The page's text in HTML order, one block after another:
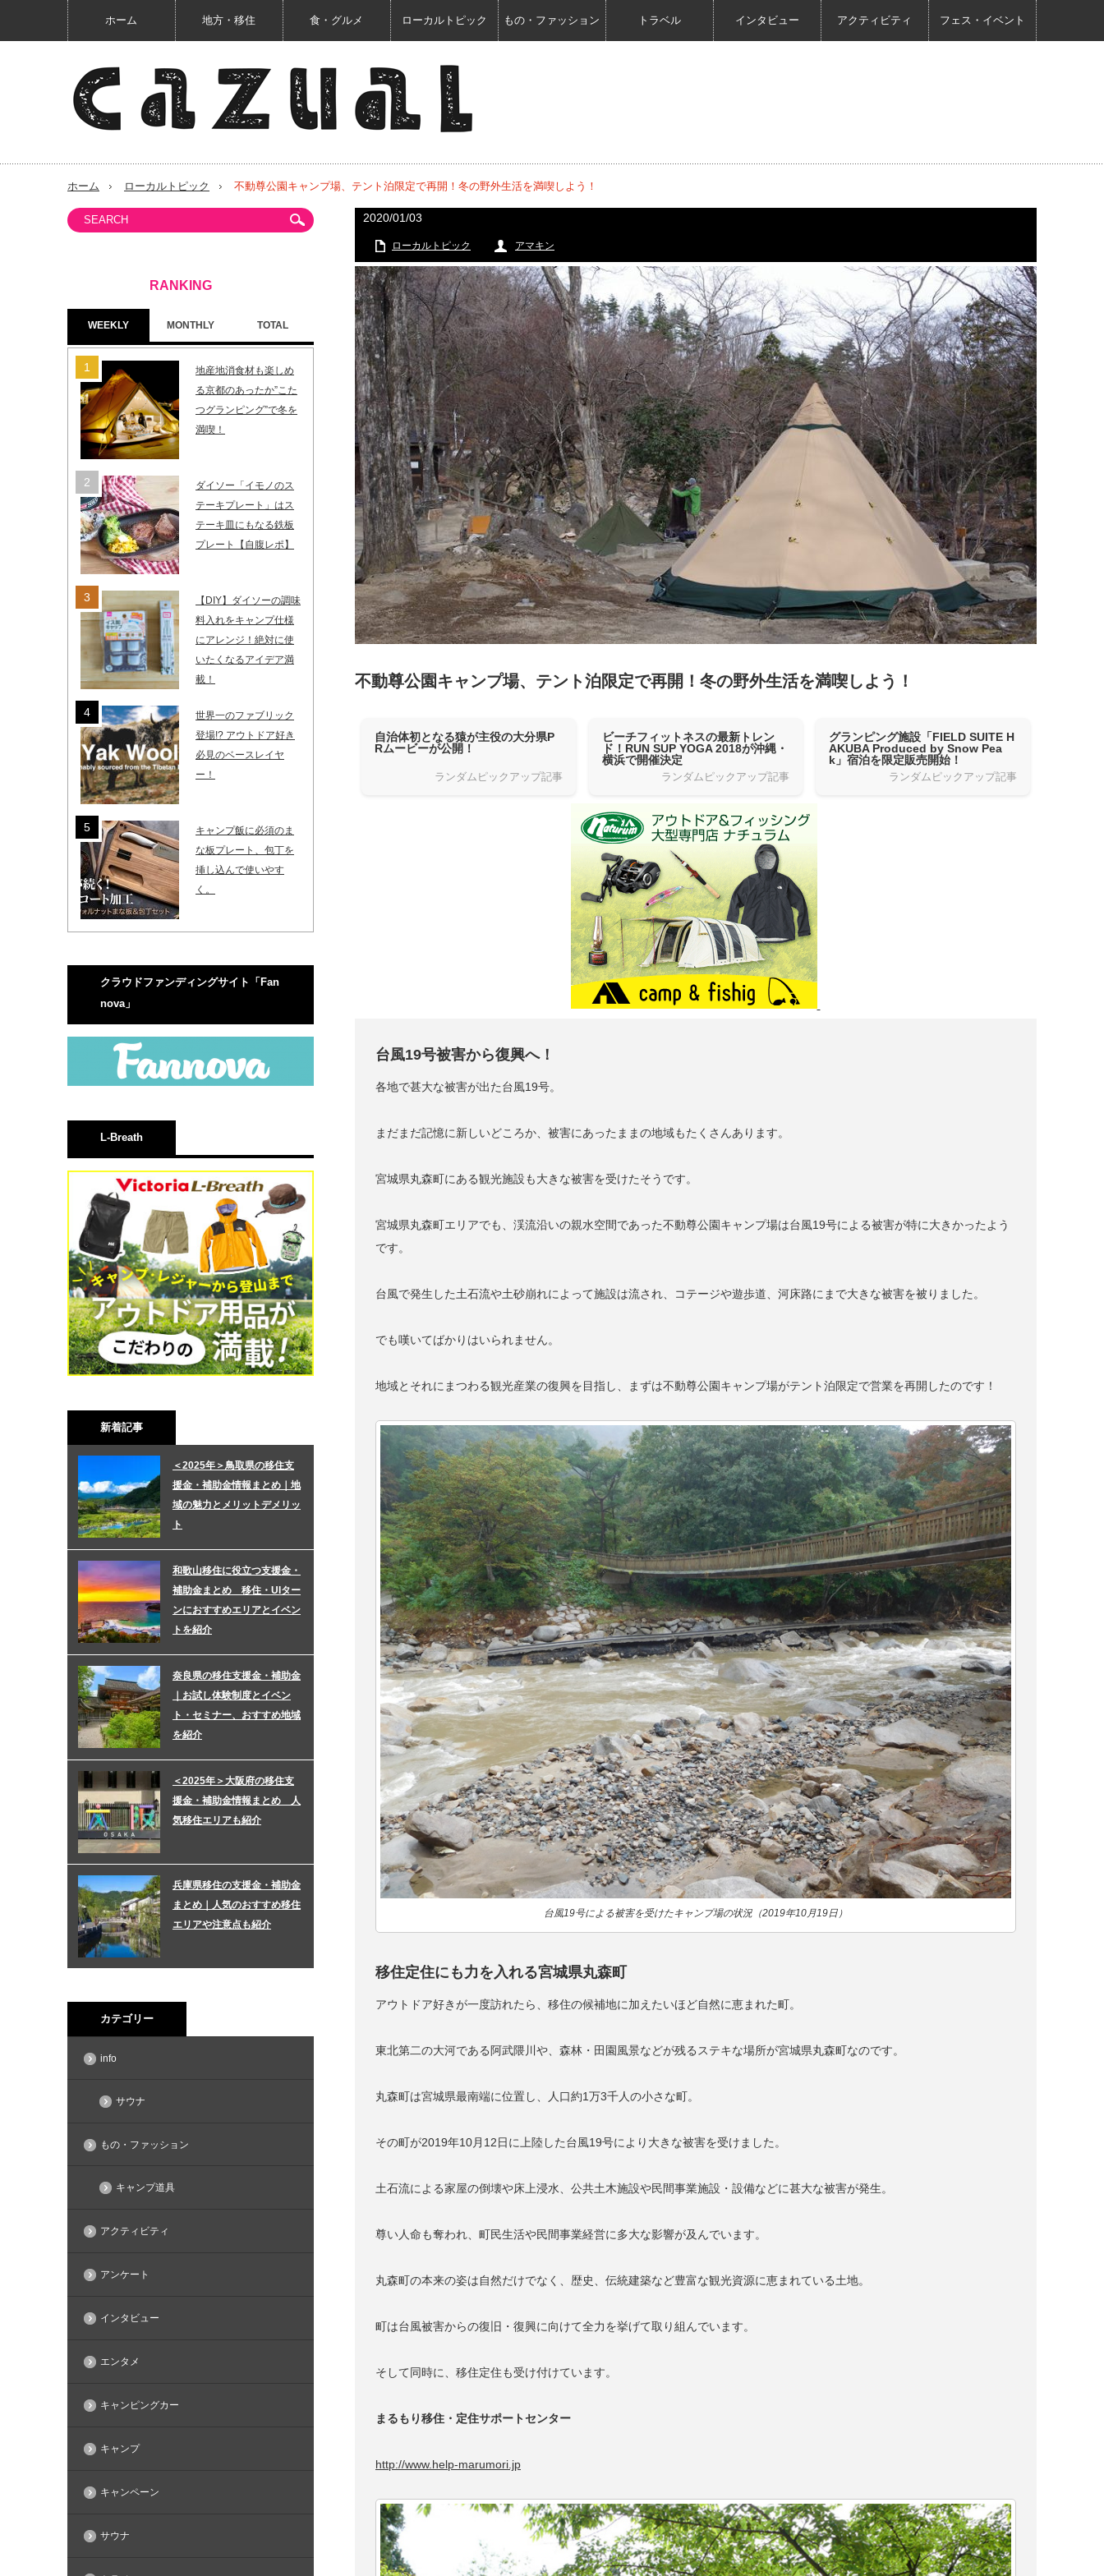
ホーム 地方・移住 食・グルメ ローカルトピック もの・ファッション トラベル インタビュー アクティビティ フェス・イベント
ホーム ローカルトピック 不動尊公園キャンプ場、テント泊限定で再開！冬の野外生活を満喫しよう！
2020/01/03
ローカルトピック アマキン
不動尊公園キャンプ場、テント泊限定で再開！冬の野外生活を満喫しよう！
自治体初となる猿が主役の大分県P
Rムービーが公開！
ランダムピックアップ記事
ビーチフィットネスの最新トレン
ド！RUN SUP YOGA 2018が沖縄・
横浜で開催決定
ランダムピックアップ記事
グランピング施設「FIELD SUITE H
AKUBA Produced by Snow Pea
k」宿泊を限定販売開始！
ランダムピックアップ記事
台風19号被害から復興へ！
各地で甚大な被害が出た台風19号。
まだまだ記憶に新しいどころか、被害にあったままの地域もたくさんあります。
宮城県丸森町にある観光施設も大きな被害を受けたそうです。
宮城県丸森町エリアでも、渓流沿いの親水空間であった不動尊公園キャンプ場は台風19号による被害が特に大きかったよう
です。
台風で発生した土石流や土砂崩れによって施設は流され、コテージや遊歩道、河床路にまで大きな被害を被りました。
でも嘆いてばかりはいられません。
地域とそれにまつわる観光産業の復興を目指し、まずは不動尊公園キャンプ場がテント泊限定で営業を再開したのです！
台風19号による被害を受けたキャンプ場の状況（2019年10月19日）
移住定住にも力を入れる宮城県丸森町
アウトドア好きが一度訪れたら、移住の候補地に加えたいほど自然に恵まれた町。
東北第二の大河である阿武隈川や、森林・田園風景などが残るステキな場所が宮城県丸森町なのです。
丸森町は宮城県最南端に位置し、人口約1万3千人の小さな町。
その町が2019年10月 12日に上陸した台風19号により大きな被害を受けました。
土石流による家屋の倒壊や床上浸水、公共土木施設や民間事業施設・設備などに甚大な被害が発生。
尊い人命も奪われ、町民生活や民間事業経営に多大な影響が及んでいます。
丸森町の本来の姿は自然だけでなく、歴史、伝統建築など豊富な観光資源に恵まれている土地。
町は台風被害からの復旧・復興に向けて全力を挙げて取り組んでいます。
そして同時に、移住定住も受け付けています。
まるもり移住・定住サポートセンター
http://www.help-marumori.jp
WEEKLY MONTHLY TOTAL
地産地消食材も楽しめ
る京都のあったか”こた
つグランピング”で冬を
満喫！
ダイソー「イモノのス
テーキプレート」はス
テーキ皿にもなる鉄板
プレート【自腹レポ】
【DIY】ダイソーの調味
料入れをキャンプ仕様
にアレンジ！絶対に使
いたくなるアイデア満
載！
世界一のファブリック
登場!? アウトドア好き
必見のベースレイヤ
ー！
キャンプ飯に必須のま
な板プレート、包丁を
挿し込んで使いやす
く。
クラウドファンディングサイト「Fan
nova」
L-Breath
新着記事
＜2025年＞鳥取県の移住支
援金・補助金情報まとめ｜地
域の魅力とメリットデメリッ
ト
和歌山移住に役立つ支援金・
補助金まとめ 移住・UIター
ンにおすすめエリアとイベン
トを紹介
奈良県の移住支援金・補助金
｜お試し体験制度とイベン
ト・セミナー、おすすめ地域
を紹介
＜2025年＞大阪府の移住支
援金・補助金情報まとめ 人
気移住エリアも紹介
兵庫県移住の支援金・補助金
まとめ｜人気のおすすめ移住
エリアや注意点も紹介
カテゴリー
info
サウナ
もの・ファッション
キャンプ道具
アクティビティ
アンケート
インタビュー
エンタメ
キャンピングカー
キャンプ
キャンペーン
サウナ